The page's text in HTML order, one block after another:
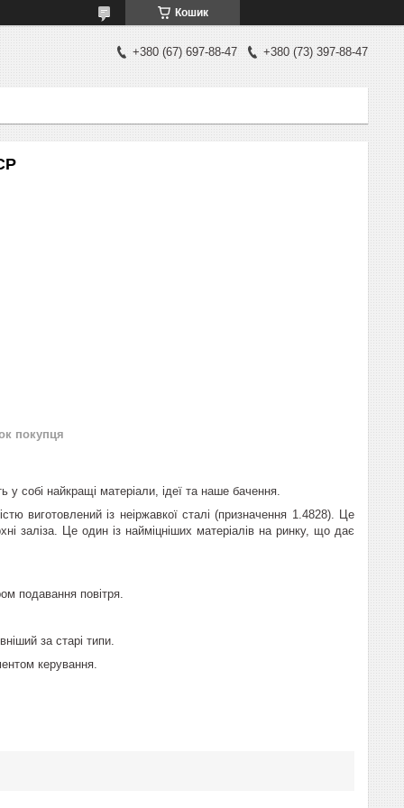
Кошик
+380 (67) 697-88-47 +380 (73) 397-88-47
покупця
у собі найкращі матеріали, ідеї та наше бачення.
виготовлений із неіржавкої сталі (призначення 1.4828). Це
заліза. Це один із найміцніших матеріалів на ринку, що дає
подавання повітря.
за старі типи.
керування.